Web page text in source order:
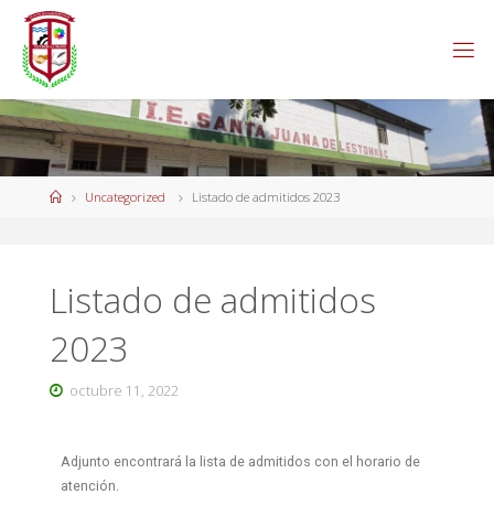
Uncategorized Listado de admitidos 2023
Listado de admitidos
2023
octubre 11, 2022
Adjunto encontrará la lista de admitidos con el horario de
atención.